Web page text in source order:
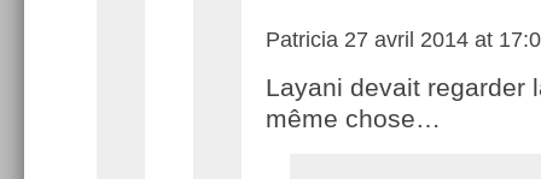
Patricia 27 avril 2014 at
Layani devait regarder
même chose…